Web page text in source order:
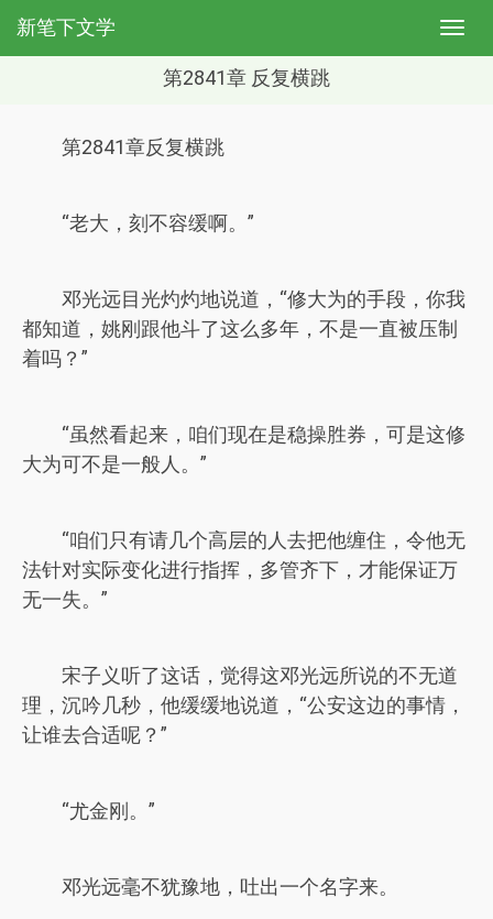
新笔下文学
第2841章 反复横跳
第2841章反复横跳
“老大，刻不容缓啊。”
邓光远目光灼灼地说道，“修大为的手段，你我
都知道，姚刚跟他斗了这么多年，不是一直被压制
着吗？”
“虽然看起来，咱们现在是稳操胜券，可是这修
大为可不是一般人。”
“咱们只有请几个高层的人去把他缠住，令他无
法针对实际变化进行指挥，多管齐下，才能保证万
无一失。”
宋子义听了这话，觉得这邓光远所说的不无道
理，沉吟几秒，他缓缓地说道，“公安这边的事情，
让谁去合适呢？”
“尤金刚。”
邓光远毫不犹豫地，吐出一个名字来。